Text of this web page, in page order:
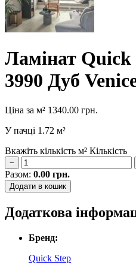
Ламінат
3990 Дуб
Ціна за м² 1340.00 грн.
У пачці 1.72 м²
Вкажіть кількість м² Кількість
−
Разом: 0.00 грн.
Додати в кошик
Додаткова
Бренд:
Quick Step